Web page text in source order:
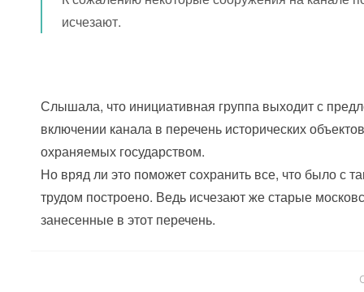
исчезают.
Слышала, что инициативная группа выходит с
включении канала в перечень исторических
охраняемых государством.
Но вряд ли это поможет сохранить все, что было с
трудом построено. Ведь исчезают же старые
занесенные в этот перечень.